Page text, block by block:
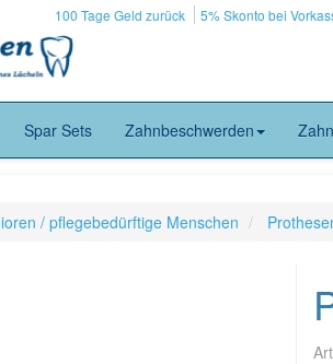
100 Tage Geld zurück 5% Skonto bei
Spar Sets Zahnbeschwerden
/ pflegebedürftige Menschen